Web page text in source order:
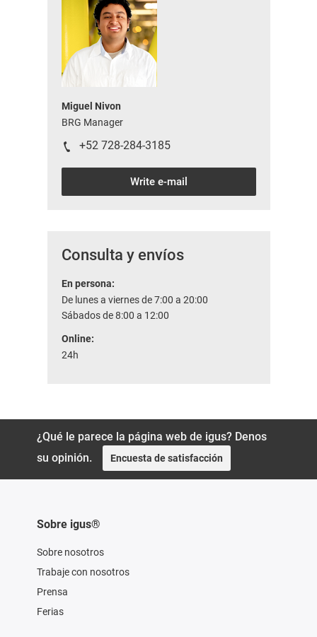
Miguel Nivon
BRG Manager
+52 728-284-3185
Write e-mail
Consulta y envíos
En persona:
De lunes a viernes de 7:00 a 20:00
Sábados de 8:00 a 12:00
Online:
24h
¿Qué le parece la página web de igus? Denos
su opinión.
Encuesta de satisfacción
Sobre igus®
Sobre nosotros
Trabaje con nosotros
Prensa
Ferias